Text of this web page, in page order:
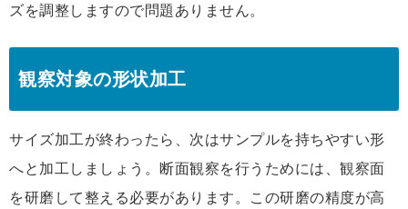
ズを調整しますので問題ありません。
観察対象の形状加工
サイズ加工が終わったら、次はサンプルを持ちやすい形
へと加工しましょう。断面観察を行うためには、観察面
を研磨して整える必要があります。この研磨の精度が高